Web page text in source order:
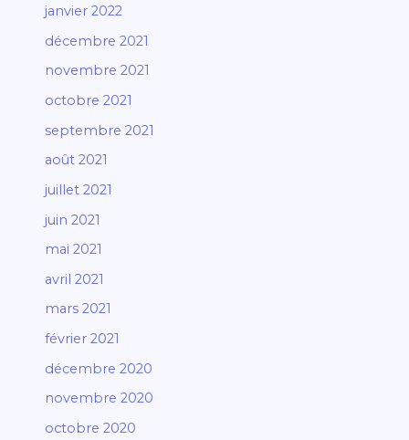
janvier 2022
décembre 2021
novembre 2021
octobre 2021
septembre 2021
août 2021
juillet 2021
juin 2021
mai 2021
avril 2021
mars 2021
février 2021
décembre 2020
novembre 2020
octobre 2020